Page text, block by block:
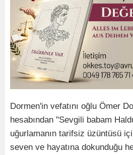
Dormen'in vefatını oğlu Ömer
hesabından "Sevgili babam
uğurlamanın tarifsiz üzüntüsü
seven ve hayatına dokunduğu